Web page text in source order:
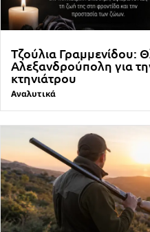
Τζούλια Γραμμενίδου:
Αλεξανδρούπολη για
κτηνιάτρου
Αναλυτικά